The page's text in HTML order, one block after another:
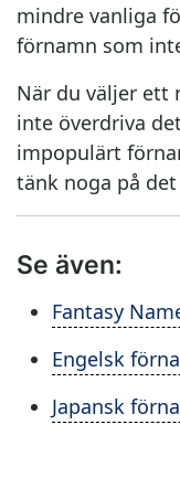
mindre vanliga
förnamn som
När du väljer
inte överdriva
impopulärt
tänk noga på
Se även:
Fantasy
Engelsk
Japansk